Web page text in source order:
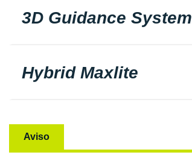
3D Guidance System
Hybrid Maxlite
Aviso